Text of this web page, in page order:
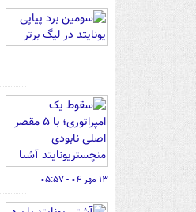
۱۳ مهر ۰۴ - ۰۵:۵۷